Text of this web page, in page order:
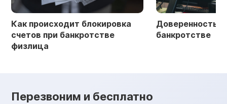
Как происходит блокировка
счетов при банкротстве
физлица
Доверенность
банкротстве
Перезвоним и бесплатно